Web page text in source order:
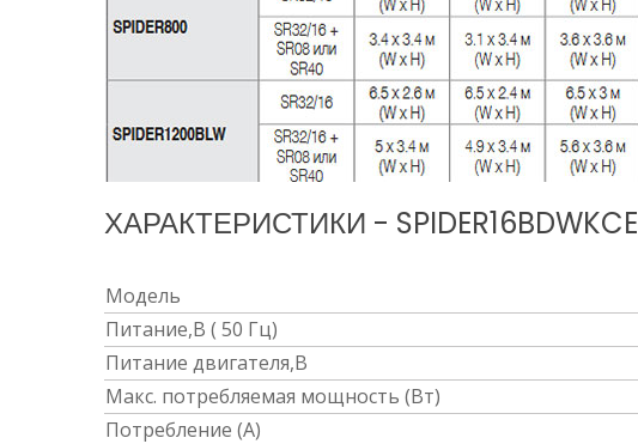
ХАРАКТЕРИСТИКИ - SPIDER16BDWKCE
Модель
Питание,В ( 50 Гц)
Питание двигателя,В
Макс. потребляемая мощность (Вт)
Потребление (А)